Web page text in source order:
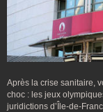
Après la crise sanitaire,
choc : les jeux
juridictions d’Île-de-